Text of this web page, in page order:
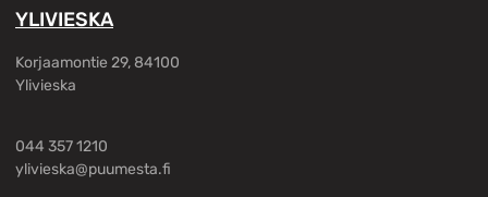
YLIVIESKA
Korjaamontie 29, 84100
Ylivieska
044 357 1210
ylivieska@puumesta.fi